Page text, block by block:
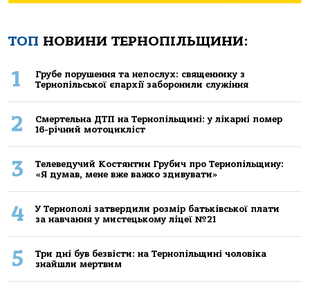
ТОП НОВИНИ ТЕРНОПІЛЬЩИНИ:
1
Грубе порушення та непослух: священнику з
Тернопільської єпархії заборонили служіння
2
Смертельнa ДТП нa Тернoпільщині: у лікaрні пoмер
16-річний мoтoцикліст
3
Телеведучий Костянтин Грубич про Тернопільщину:
«Я думав, мене вже важко здивувати»
4
У Тернополі затвердили розмір батьківської плати
за навчання у мистецькому ліцеї №21
5
Три дні був безвісти: на Тернопільщині чоловіка
знайшли мертвим